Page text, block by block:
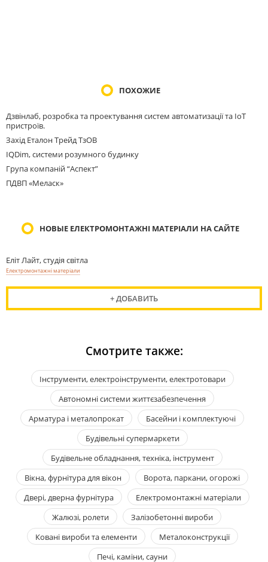
ПОХОЖИЕ
Дзвінлаб, розробка та проектування систем автоматизації та IoT
пристроїв.
Захід Еталон Трейд ТзОВ
IQDim, системи розумного будинку
Група компаній “Аспект”
ПДВП «Меласк»
НОВЫЕ ЕЛЕКТРОМОНТАЖНІ МАТЕРІАЛИ НА САЙТЕ
Еліт Лайт, студія світла
Електромонтажні матеріали
+ ДОБАВИТЬ
Смотрите также:
Інструменти, електроінструменти, електротовари
Автономні системи життєзабезпечення
Арматура і металопрокат
Басейни і комплектуючі
Будівельні супермаркети
Будівельне обладнання, техніка, інструмент
Вікна, фурнітура для вікон
Ворота, паркани, огорожі
Двері, дверна фурнітура
Електромонтажні матеріали
Жалюзі, ролети
Залізобетонні вироби
Ковані вироби та елементи
Металоконструкції
Печі, каміни, сауни